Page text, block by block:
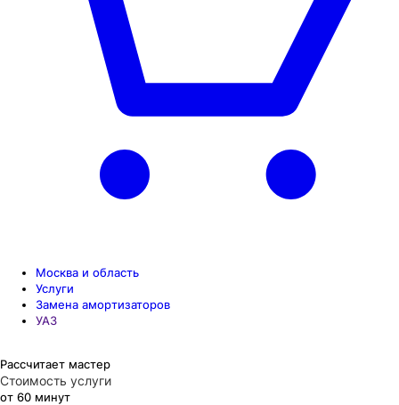
Москва и область
Услуги
Замена амортизаторов
УАЗ
Рассчитает мастер
Стоимость услуги
от 60 минут